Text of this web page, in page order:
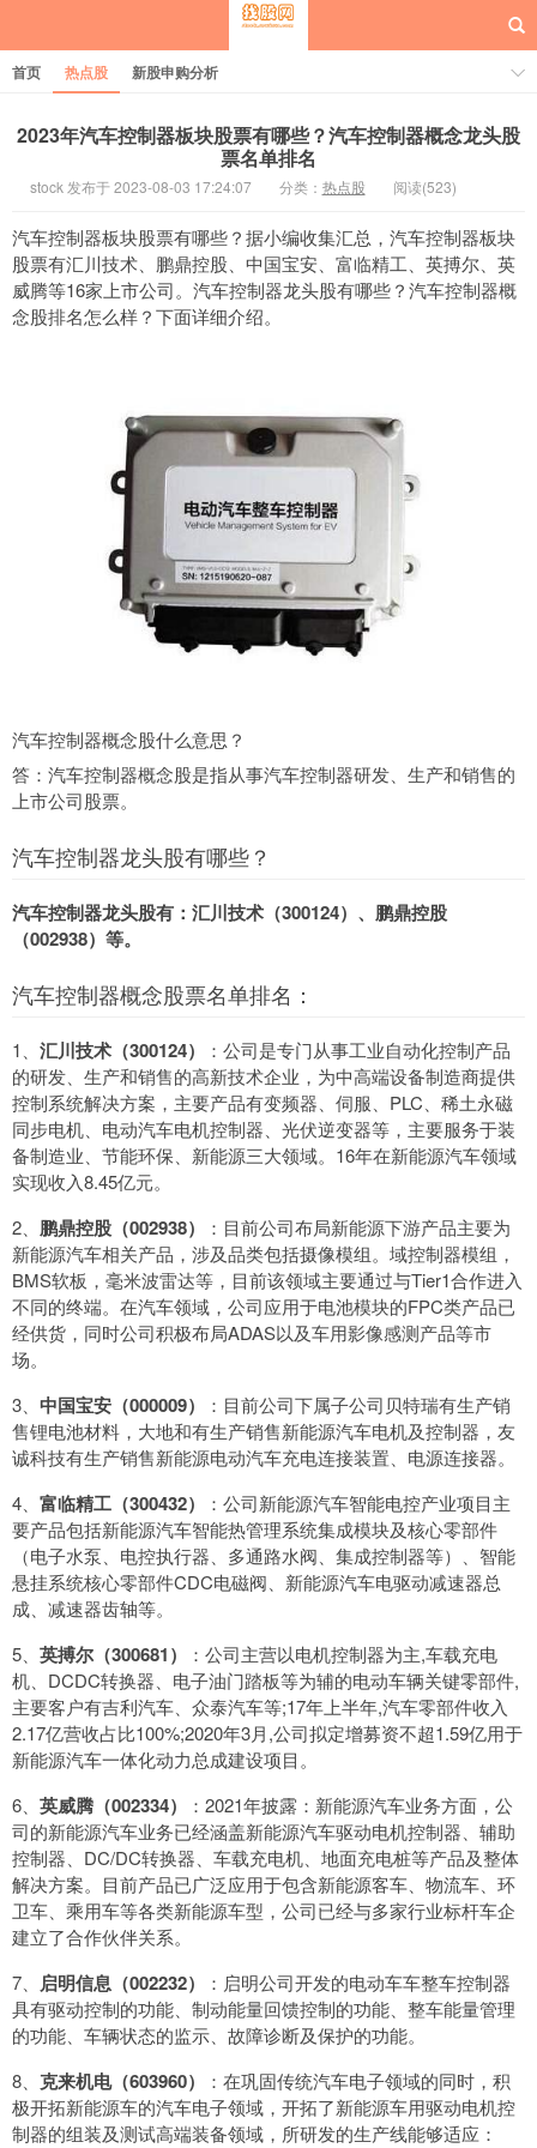
每日概念股
首页 热点股 新股申购分析
2023年汽车控制器板块股票有哪些？汽车控制器概念龙头股
票名单排名
stock 发布于 2023-08-03 17:24:07 分类： 热点股 阅读(523)
汽车控制器板块股票有哪些？据小编收集汇总，汽车控制器板块
股票有汇川技术、鹏鼎控股、中国宝安、富临精工、英搏尔、英
威腾等16家上市公司。汽车控制器龙头股有哪些？汽车控制器概
念股排名怎么样？下面详细介绍。
汽车控制器概念股什么意思？
答：汽车控制器概念股是指从事汽车控制器研发、生产和销售的
上市公司股票。
汽车控制器龙头股有哪些？
汽车控制器龙头股有：汇川技术（300124）、鹏鼎控股
（002938）等。
汽车控制器概念股票名单排名：
1、 汇川技术（300124）
：公司是专门从事工业自动化控制产品
的研发、生产和销售的高新技术企业，为中高端设备制造商提供
控制系统解决方案，主要产品有变频器、伺服、PLC、稀土永磁
同步电机、电动汽车电机控制器、光伏逆变器等，主要服务于装
备制造业、节能环保、新能源三大领域。16年在新能源汽车领域
实现收入8.45亿元。
2、 鹏鼎控股（002938）
：目前公司布局新能源下游产品主要为
新能源汽车相关产品，涉及品类包括摄像模组。域控制器模组，
BMS软板，毫米波雷达等，目前该领域主要通过与Tier1合作进入
不同的终端。在汽车领域，公司应用于电池模块的FPC类产品已
经供货，同时公司积极布局ADAS以及车用影像感测产品等市
场。
3、 中国宝安（000009）
：目前公司下属子公司贝特瑞有生产销
售锂电池材料，大地和有生产销售新能源汽车电机及控制器，友
诚科技有生产销售新能源电动汽车充电连接装置、电源连接器。
4、 富临精工（300432）
：公司新能源汽车智能电控产业项目主
要产品包括新能源汽车智能热管理系统集成模块及核心零部件
（电子水泵、电控执行器、多通路水阀、集成控制器等）、智能
悬挂系统核心零部件CDC电磁阀、新能源汽车电驱动减速器总
成、减速器齿轴等。
5、 英搏尔（300681）
：公司主营以电机控制器为主,车载充电
机、DCDC转换器、电子油门踏板等为辅的电动车辆关键零部件,
主要客户有吉利汽车、众泰汽车等;17年上半年,汽车零部件收入
2.17亿营收占比100%;2020年3月,公司拟定增募资不超1.59亿用于
新能源汽车一体化动力总成建设项目。
6、 英威腾（002334）
：2021年披露：新能源汽车业务方面，公
司的新能源汽车业务已经涵盖新能源汽车驱动电机控制器、辅助
控制器、DC/DC转换器、车载充电机、地面充电桩等产品及整体
解决方案。目前产品已广泛应用于包含新能源客车、物流车、环
卫车、乘用车等各类新能源车型，公司已经与多家行业标杆车企
建立了合作伙伴关系。
7、 启明信息（002232）
：启明公司开发的电动车车整车控制器
具有驱动控制的功能、制动能量回馈控制的功能、整车能量管理
的功能、车辆状态的监示、故障诊断及保护的功能。
8、 克来机电（603960）
：在巩固传统汽车电子领域的同时，积
极开拓新能源车的汽车电子领域，开拓了新能源车用驱动电机控
制器的组装及测试高端装备领域，所研发的生产线能够适应：